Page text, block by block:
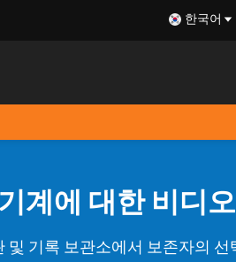
한국어
계에 대한 비디
및 기록 보관소에서 보존자의 선